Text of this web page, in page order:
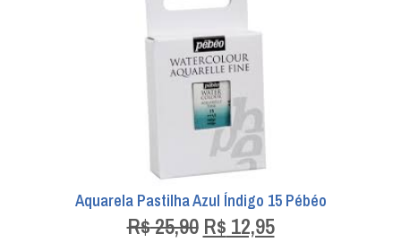
Aquarela Pastilha Azul Índigo 15 Pébéo
R$25,90 R$ 12,95